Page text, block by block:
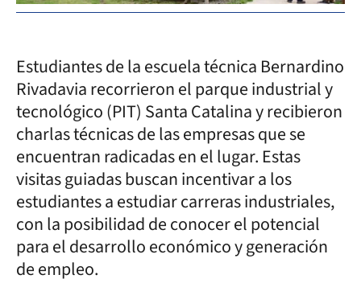
Estudiantes de la escuela técnica Bernardino
Rivadavia recorrieron el parque industrial y
tecnológico (PIT) Santa Catalina y recibieron
charlas técnicas de las empresas que se
encuentran radicadas en el lugar. Estas
visitas guiadas buscan incentivar a los
estudiantes a estudiar carreras industriales,
con la posibilidad de conocer el potencial
para el desarrollo económico y generación
de empleo.